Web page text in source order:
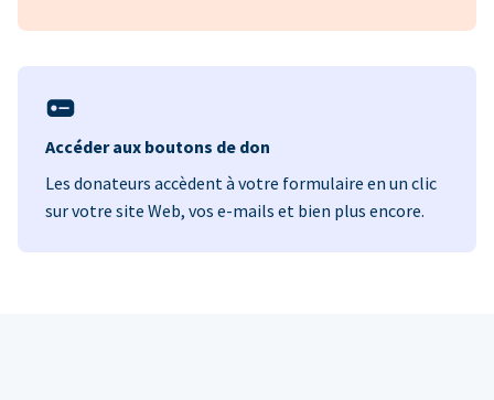
Accéder aux boutons de don
Les donateurs accèdent à votre formulaire en un clic
sur votre site Web, vos e-mails et bien plus encore.